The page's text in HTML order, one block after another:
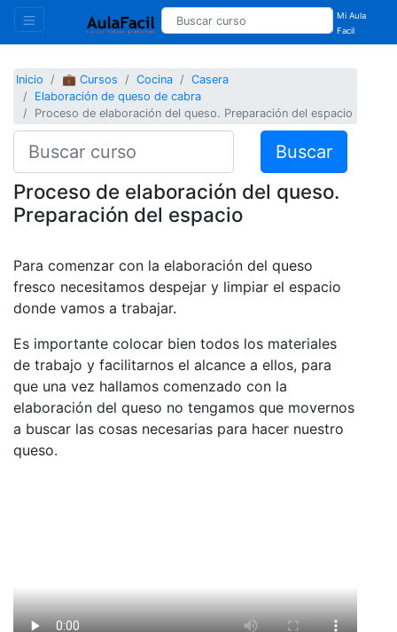
Mi Aula
Facil
Inicio 💼 Cursos Cocina
Casera
Elaboración de queso de cabra
Proceso de elaboración del queso. Preparación del espacio
Buscar
Proceso de elaboración del queso.
Preparación del espacio
Para comenzar con la elaboración del queso
fresco necesitamos despejar y limpiar el espacio
donde vamos a trabajar.
Es importante colocar bien todos los materiales
de trabajo y facilitarnos el alcance a ellos, para
que una vez hallamos comenzado con la
elaboración del queso no tengamos que movernos
a buscar las cosas necesarias para hacer nuestro
queso.